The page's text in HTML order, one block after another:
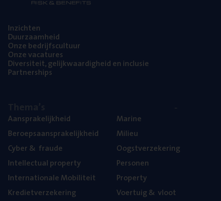
Inzich­ten
Duur­zaam­heid
Onze bedrijfs­cul­tuur
Onze vaca­tu­res
Diver­si­teit, gelijk­waar­dig­heid en inclusie
Part­ner­ships
Aan­spra­ke­lijk­heid
Beroeps­aan­spra­ke­lijk­heid
Cyber& fraude
Intel­lec­tu­al property
Inter­na­ti­o­na­le Mobiliteit
Kre­diet­ver­ze­ke­ring
Mari­ne
Mili­eu
Oogst­ver­ze­ke­ring
Per­so­nen
Pro­per­ty
Voer­tuig& vloot